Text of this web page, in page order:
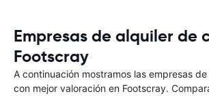
Empresas de alquiler de
Footscray
A continuación mostramos las empresas
con mejor valoración en Footscray.